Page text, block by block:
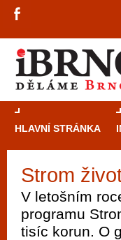
HLAVNÍ STRÁNKA
Strom
V letošním
programu
tisíc korun. O